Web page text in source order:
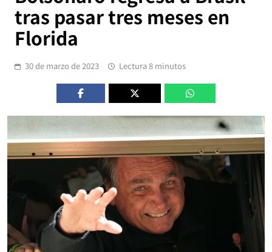
tras pasar tres meses en
Florida
30 de marzo de 2023 Lectura 8 minutos